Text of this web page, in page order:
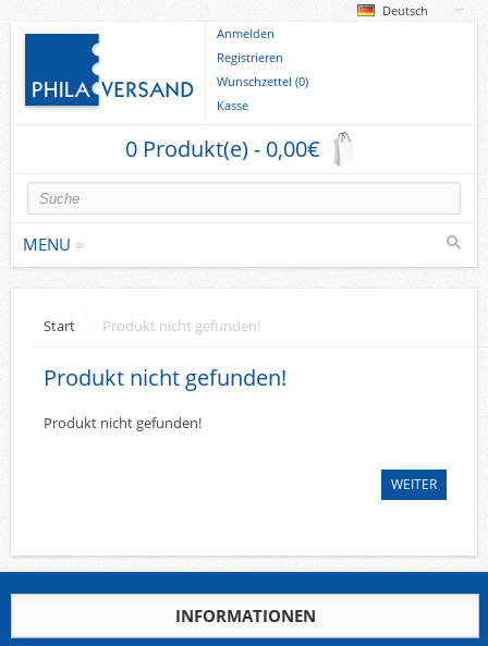
Deutsch
Anmelden
Registrieren
Wunschzettel (0)
Kasse
0 Produkt(e) - 0,00€
MENU
Briefmarken
Europa
Sammlungen u. Lots
Flugpost
Sammlungen u. Lots
Fehllistenbearbeitung
Start Produkt nicht gefunden!
Produkt nicht gefunden!
Produkt nicht gefunden!
WEITER
INFORMATIONEN